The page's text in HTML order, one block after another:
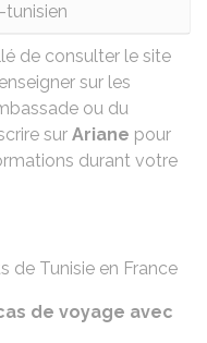
tunisien
de consulter le site
sur les
ou du
sur Ariane pour
durant votre
de Tunisie en France
de voyage avec